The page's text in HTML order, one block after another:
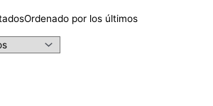
Ordenado por los últimos